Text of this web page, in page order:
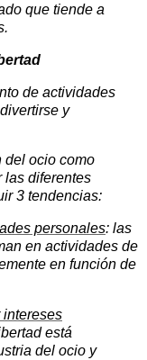
que tiende a
de actividades
y
del ocio como
las diferentes
3 tendencias:
personales: las
en actividades de
en función de
intereses
está
del ocio y